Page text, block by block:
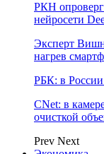
РКН
нейросети
Эксперт
нагрев
РБК: в
CNet: в
очисткой
Prev Next